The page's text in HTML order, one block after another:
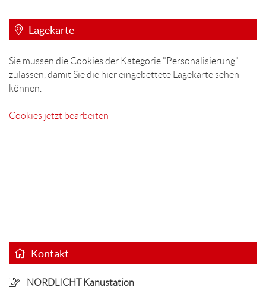
Lagekarte
Sie müssen die Cookies der Kategorie "Personalisierung"
zulassen, damit Sie die hier eingebettete Lagekarte sehen
können.
Cookies jetzt bearbeiten
Kontakt
NORDLICHT Kanustation